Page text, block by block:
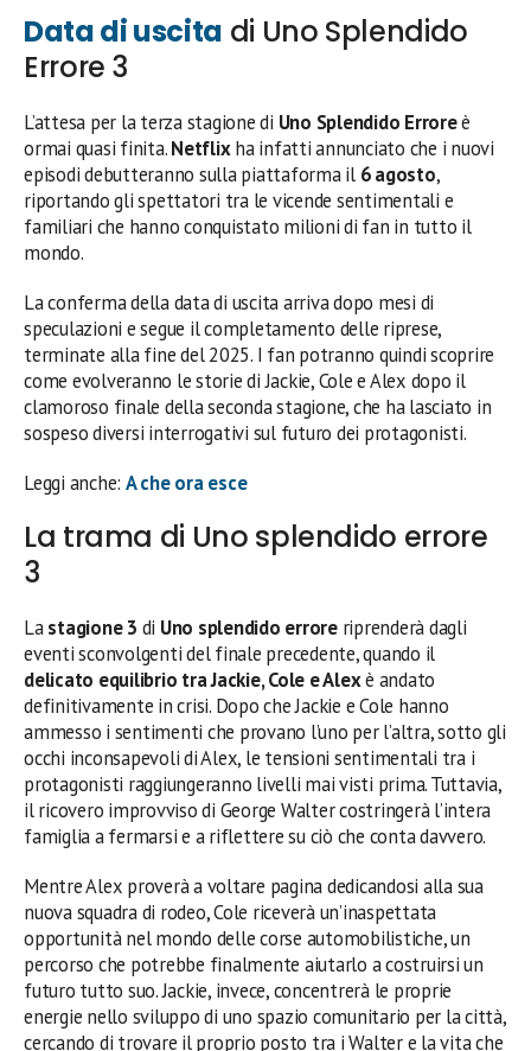
Data di uscita di Uno Splendido
Errore 3
L’attesa per la terza stagione di Uno Splendido Erroreè
ormai quasi finita.Netflixha infatti annunciato che i nuovi
episodi debutteranno sulla piattaforma il 6 agosto,
riportando gli spettatori tra le vicende sentimentali e
familiari che hanno conquistato milioni di fan in tutto il
mondo.
La conferma della data di uscita arriva dopo mesi di
speculazioni e segue il completamento delle riprese,
terminate alla fine del 2025. I fan potranno quindi scoprire
come evolveranno le storie di Jackie, Cole e Alex dopo il
clamoroso finale della seconda stagione, che ha lasciato in
sospeso diversi interrogativi sul futuro dei protagonisti.
Leggi anche: A che ora esce
La trama di Uno splendido errore
3
Lastagione 3 di Uno splendido erroreriprenderà dagli
eventi sconvolgenti del finale precedente, quando il
delicato equilibrio tra Jackie, Cole e Alexè andato
definitivamente in crisi. Dopo che Jackie e Cole hanno
ammesso i sentimenti che provano l’uno per l’altra, sotto gli
occhi inconsapevoli di Alex, le tensioni sentimentali tra i
protagonisti raggiungeranno livelli mai visti prima. Tuttavia,
il ricovero improvviso di George Walter costringerà l’intera
famiglia a fermarsi e a riflettere su ciò che conta davvero.
Mentre Alex proverà a voltare pagina dedicandosi alla sua
nuova squadra di rodeo, Cole riceverà un’inaspettata
opportunità nel mondo delle corse automobilistiche, un
percorso che potrebbe finalmente aiutarlo a costruirsi un
futuro tutto suo. Jackie, invece, concentrerà le proprie
energie nello sviluppo di uno spazio comunitario per la città,
cercando di trovare il proprio posto tra i Walter e la vita che